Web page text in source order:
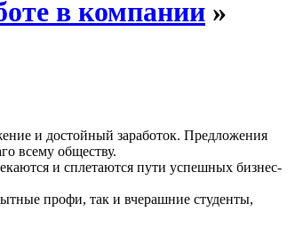
в компании »
и достойный заработок. Предложения
всему обществу.
и сплетаются пути успешных бизнес-
профи, так и вчерашние студенты,